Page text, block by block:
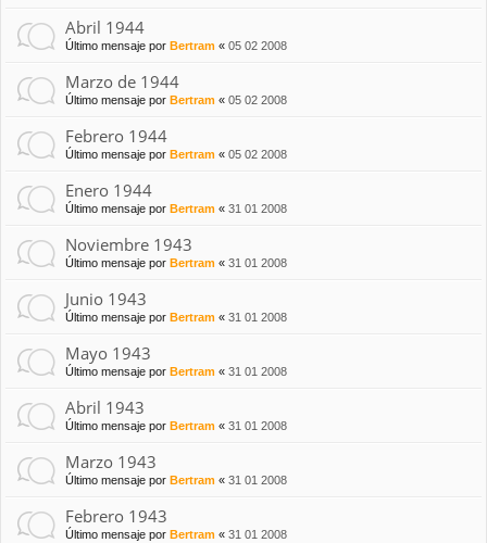
Abril 1944
Último mensaje por Bertram « 05 02 2008
Marzo de 1944
Último mensaje por Bertram « 05 02 2008
Febrero 1944
Último mensaje por Bertram « 05 02 2008
Enero 1944
Último mensaje por Bertram « 31 01 2008
Noviembre 1943
Último mensaje por Bertram « 31 01 2008
Junio 1943
Último mensaje por Bertram « 31 01 2008
Mayo 1943
Último mensaje por Bertram « 31 01 2008
Abril 1943
Último mensaje por Bertram « 31 01 2008
Marzo 1943
Último mensaje por Bertram « 31 01 2008
Febrero 1943
Último mensaje por Bertram « 31 01 2008